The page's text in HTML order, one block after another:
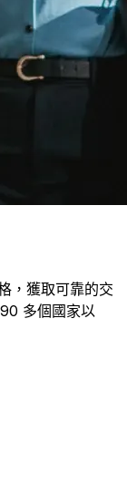
，獲取可靠的交
多個國家以